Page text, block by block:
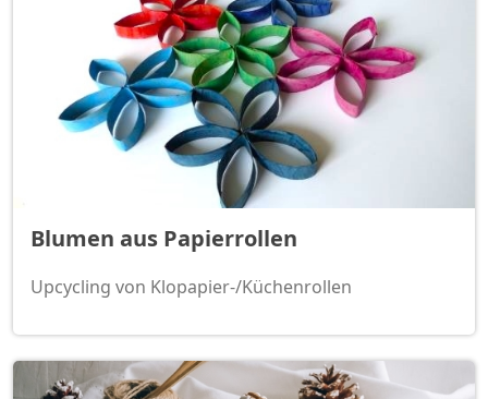
Blumen aus Papierrollen
Upcycling von Klopapier-/Küchenrollen